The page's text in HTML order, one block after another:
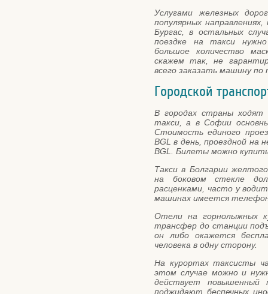
Услугами железных
популярных
Бургас, в остальных
поездке на такси
большое количество
скажем так, не
всего заказать машину по
Городской
В городах страны
такси, а в Софии
Стоимость единого
BGL в день, проездной на
BGL. Билеты можно
Такси в Болгарии
на боковом стекле
расценками, часто у
машинах имеется
Отели на горнолыжных
трансфер до станции
он либо окажется
человека в одну сторону.
На курортах таксисты
этом случае можно и
действует повышенный
поджидают беспечных